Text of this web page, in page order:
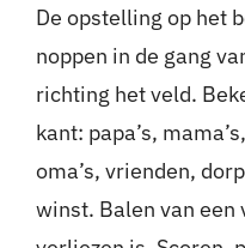
De opstelling op het
noppen in de gang
richting het veld.
kant: papa’s,
oma’s, vrienden,
winst. Balen van een